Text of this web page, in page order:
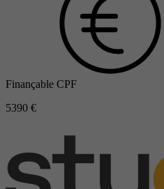
Finançable CPF
5390 €